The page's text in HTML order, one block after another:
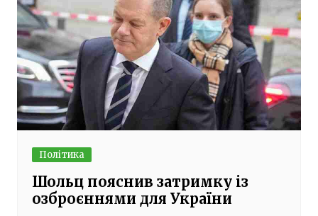
Політика
Шольц пояснив затримку із
озброєннями для України